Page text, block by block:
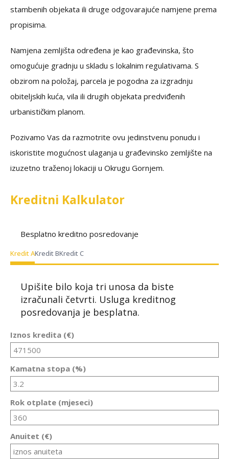
stambenih objekata ili druge odgovarajuće namjene prema
propisima.
Namjena zemljišta određena je kao građevinska, što
omogućuje gradnju u skladu s lokalnim regulativama. S
obzirom na položaj, parcela je pogodna za izgradnju
obiteljskih kuća, vila ili drugih objekata predviđenih
urbanističkim planom.
Pozivamo Vas da razmotrite ovu jedinstvenu ponudu i
iskoristite mogućnost ulaganja u građevinsko zemljište na
izuzetno traženoj lokaciji u Okrugu Gornjem.
Kreditni Kalkulator
Besplatno kreditno posredovanje
Kredit AKredit BKredit C
Upišite bilo koja tri unosa da biste
izračunali četvrti. Usluga kreditnog
posredovanja je besplatna.
Iznos kredita (€)
Kamatna stopa (%)
Rok otplate (mjeseci)
Anuitet (€)